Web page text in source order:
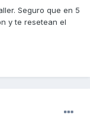
Seguro que en 5
y te resetean el